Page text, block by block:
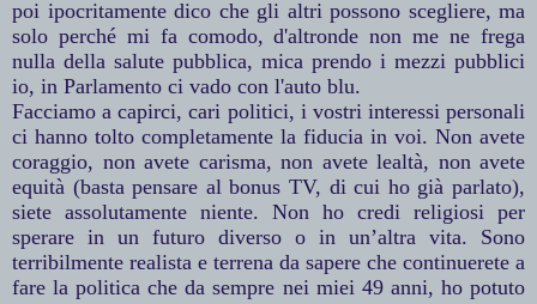
poi ipocritamente dico che gli altri possono scegliere, ma
solo perché mi fa comodo, d'altronde non me ne frega
nulla della salute pubblica, mica prendo i mezzi pubblici
io, in Parlamento ci vado con l'auto blu.
Facciamo a capirci, cari politici, i vostri interessi personali
ci hanno tolto completamente la fiducia in voi. Non avete
coraggio, non avete carisma, non avete lealtà, non avete
equità (basta pensare al bonus TV, di cui ho già parlato),
siete assolutamente niente. Non ho credi religiosi per
sperare in un futuro diverso o in un’altra vita. Sono
terribilmente realista e terrena da sapere che continuerete a
fare la politica che da sempre nei miei 49 anni, ho potuto